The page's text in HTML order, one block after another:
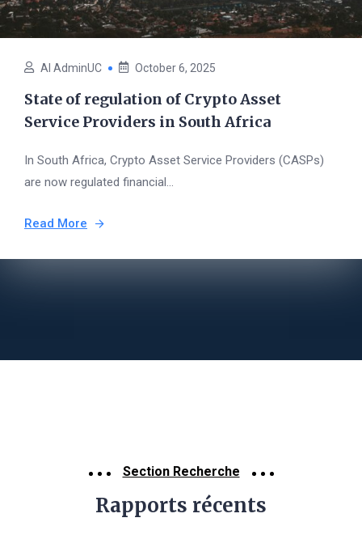
AI AdminUC October 6, 2025
State of regulation of Crypto Asset
Service Providers in South Africa
In South Africa, Crypto Asset Service Providers (CASPs)
are now regulated financial...
Read More
Section Recherche
Rapports récents